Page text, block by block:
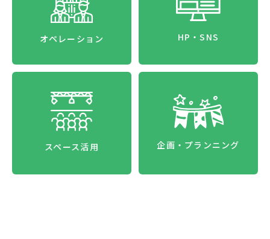
オペレーション HP・SNS
スペース活用 企画・プランニング